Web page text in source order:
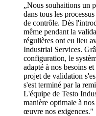
„Nous souhaitions un
dans tous les
de contrôle. Dès
même pendant la
régulières ont eu lieu
Industrial Services.
configuration, le
adapté à nos besoins
projet de validation
s'est terminé par la
L'équipe de Testo
manière optimale à
œuvre nos exigences."